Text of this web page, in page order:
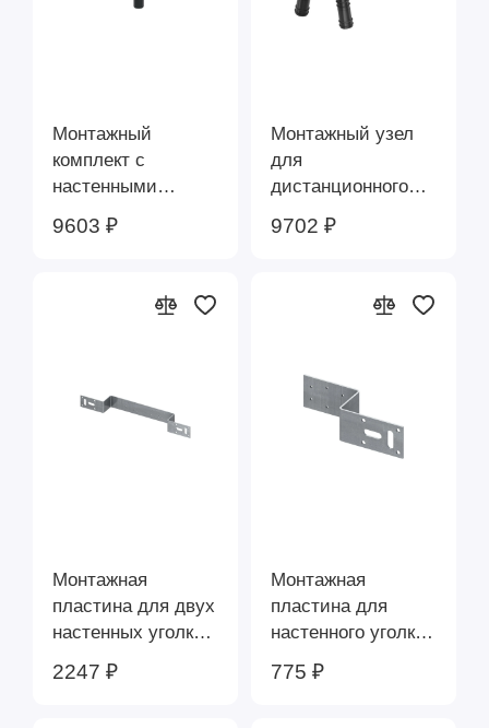
Монтажный
комплект с
настенными
уголками из
стандартной
TECEflex 765130
9603 ₽
Монтажный узел
для
дистанционного
подключения
смесителя,
TECEflex 720565
9702 ₽
Монтажная
пластина для двух
настенных уголков
TECE 720528
2247 ₽
Монтажная
пластина для
настенного уголка
TECE 720527
775 ₽